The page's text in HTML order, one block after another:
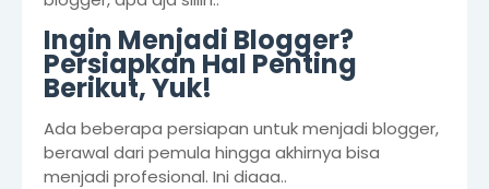
Ingin Menjadi Blogger?
Persiapkan Hal Penting
Berikut, Yuk!
Ada beberapa persiapan untuk menjadi blogger,
berawal dari pemula hingga akhirnya bisa
menjadi profesional. Ini diaaa..